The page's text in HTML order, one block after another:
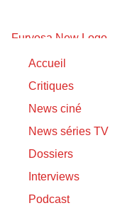
Accueil
Critiques
News ciné
News séries TV
Dossiers
Interviews
Podcast
Premier
Death on
Le réalisateur de The
film d’horreur nommé